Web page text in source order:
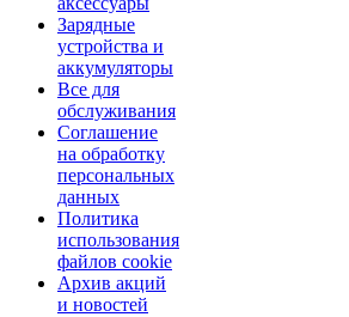
Зарядные
устройства и
аккумуляторы
Все для
обслуживания
Соглашение
на обработку
персональных
данных
Политика
использования
файлов cookie
Архив акций
и новостей